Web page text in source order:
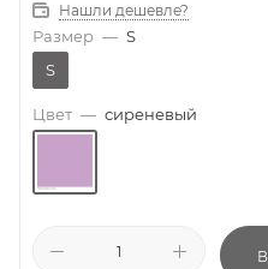
Нашли дешевле?
Размер — S
S
Цвет — сиреневый